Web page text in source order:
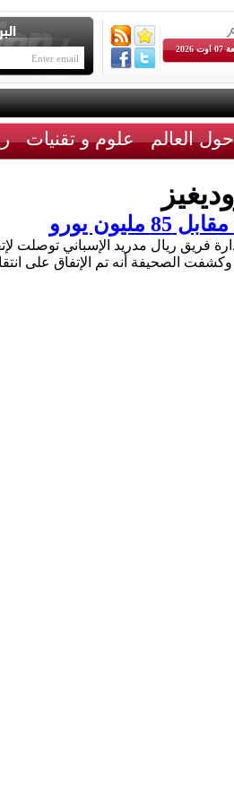
2026
حول العالم علوم و تقنيات
يورو
فريق ريال مدريد الإسباني توصلت